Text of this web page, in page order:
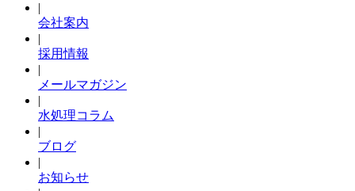
|
会社案内
|
採用情報
|
メールマガジン
|
水処理コラム
|
ブログ
|
お知らせ